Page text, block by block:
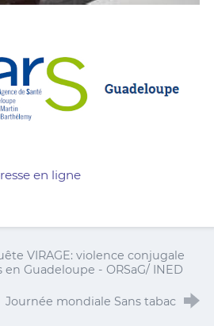
en ligne
VIRAGE: violence conjugale
Guadeloupe - ORSaG/ INED
Journée mondiale Sans tabac